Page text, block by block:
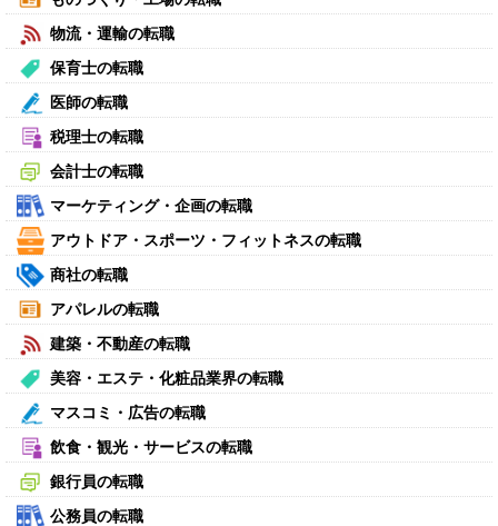
物流・運輸の転職
保育士の転職
医師の転職
税理士の転職
会計士の転職
マーケティング・企画の転職
アウトドア・スポーツ・フィットネスの転職
商社の転職
アパレルの転職
建築・不動産の転職
美容・エステ・化粧品業界の転職
マスコミ・広告の転職
飲食・観光・サービスの転職
銀行員の転職
公務員の転職